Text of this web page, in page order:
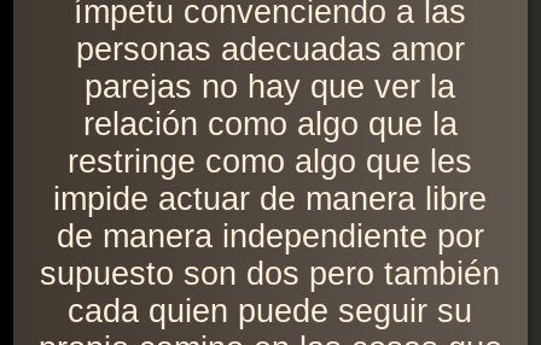
ímpetu convenciendo a las
personas adecuadas amor
parejas no hay que ver la
relación como algo que la
restringe como algo que les
impide actuar de manera libre
de manera independiente por
supuesto son dos pero también
cada quien puede seguir su